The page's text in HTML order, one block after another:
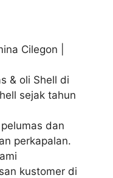
Cilegon |
& oli Shell di
sejak tahun
dan
perkapalan.
kustomer di